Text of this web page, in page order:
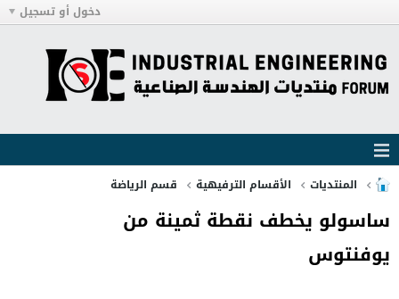
دخول أو تسجيل
المنتديات الأقسام الترفيهية قسم الرياضة
ساسولو يخطف نقطة ثمينة من
يوفنتوس